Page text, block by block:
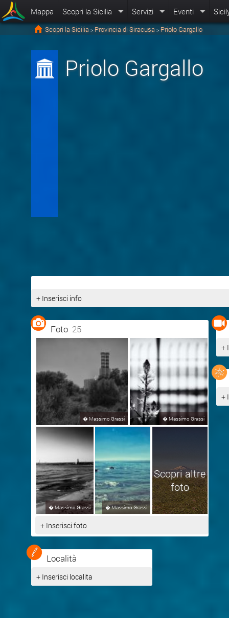
Mappa Scopri la Sicilia Servizi Eventi
Scopri la Sicilia > Provincia di Siracusa > Priolo Gargallo
Priolo Gargallo
+ Inserisci info
Foto 25
� Massimo Grassi � Massimo Grassi
� Massimo Grassi �Massimo Grassi
Scopri altre
foto
+ Inserisci foto
Località
+ Inserisci localita
+
+